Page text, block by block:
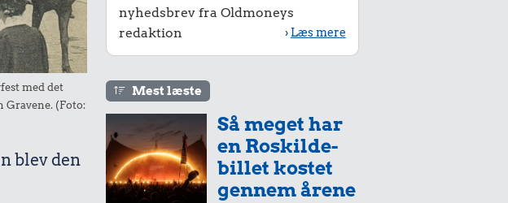
med det
(Foto:
blev den
nyhedsbrev fra Oldmoneys
redaktion
› Læs mere
Mest læste
Så meget har
en Roskilde-
billet kostet
gennem årene